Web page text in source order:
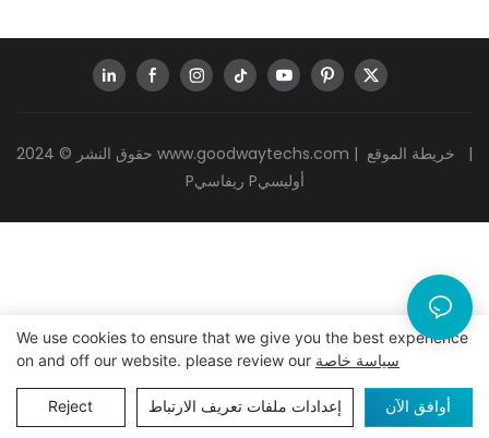
www.goodwaytechs.com |
|
Pريفاسي Pأوليسي
We use cookies to ensure that we give you the best experience
on and off our website. please review our سياسة خاصة
Reject إعدادات ملفات تعريف الارتباط أوافق الآن